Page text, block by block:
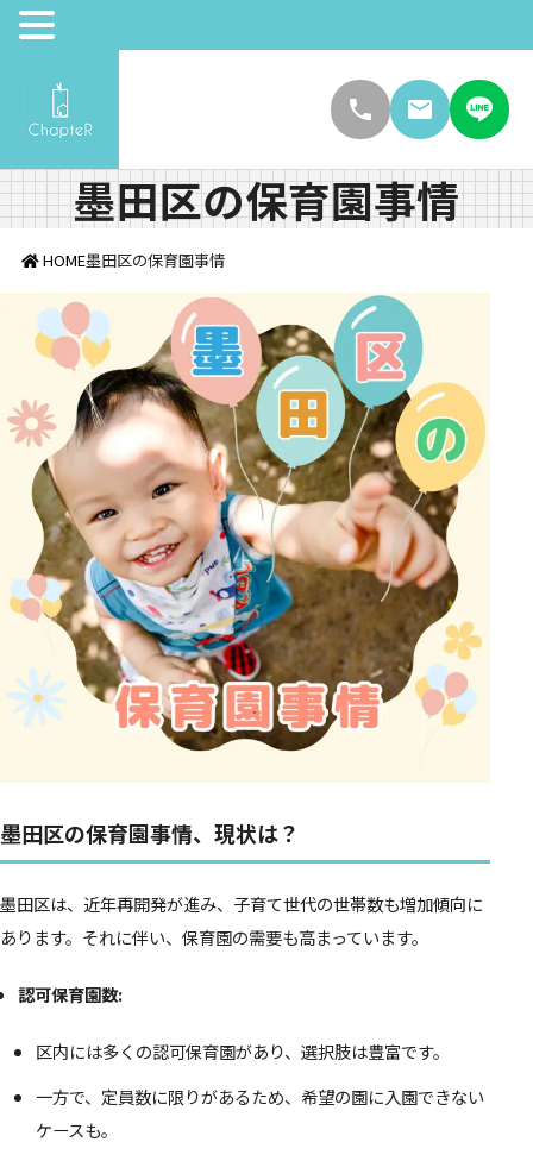
墨田区の保育園事情
HOME墨田区の保育園事情
墨田区の保育園事情、現状は？
墨田区は、近年再開発が進み、子育て世代の世帯数も増加傾向に
あります。それに伴い、保育園の需要も高まっています。
認可保育園数:
区内には多くの認可保育園があり、選択肢は豊富です。
一方で、定員数に限りがあるため、希望の園に入園できない
ケースも。